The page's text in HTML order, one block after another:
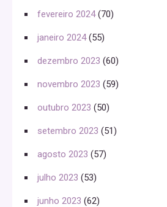
fevereiro 2024(70)
janeiro 2024(55)
dezembro 2023 (60)
novembro 2023 (59)
outubro 2023 (50)
setembro 2023 (51)
agosto 2023 (57)
julho 2023 (53)
junho 2023 (62)